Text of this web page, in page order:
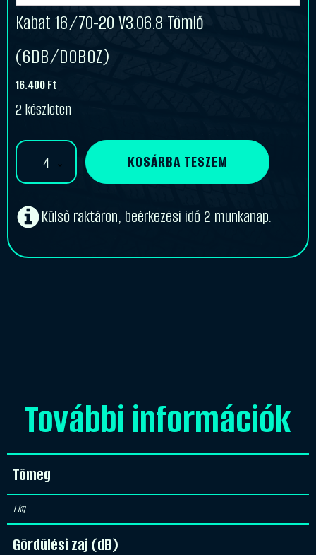
Kabat 16/70-20 V3.06.8 Tömlő
(6DB/DOBOZ)
16.400Ft
2 készleten
Kabat
20
Tömlő
(6DB/DOBOZ)
KOSÁRBA TESZEM
Külső raktáron, beérkezési idő 2 munkanap.
További információk
Tömeg
1 kg
Gördülési zaj (dB)